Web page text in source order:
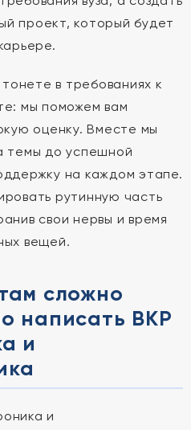
проект, который будет
в требованиях к
мы поможем вам
оценку. Вместе мы
темы до успешной
на каждом этапе.
рутинную часть
свои нервы и время
вещей.
сложно
написать ВКР
и
и